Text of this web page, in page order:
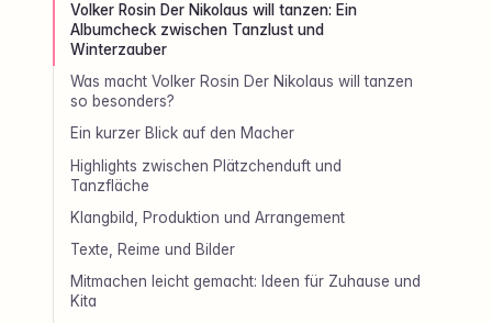
Volker Rosin Der Nikolaus will tanzen: Ein
Albumcheck zwischen Tanzlust und
Winterzauber
Was macht Volker Rosin Der Nikolaus will tanzen
so besonders?
Ein kurzer Blick auf den Macher
Highlights zwischen Plätzchenduft und
Tanzfläche
Klangbild, Produktion und Arrangement
Texte, Reime und Bilder
Mitmachen leicht gemacht: Ideen für Zuhause und
Kita